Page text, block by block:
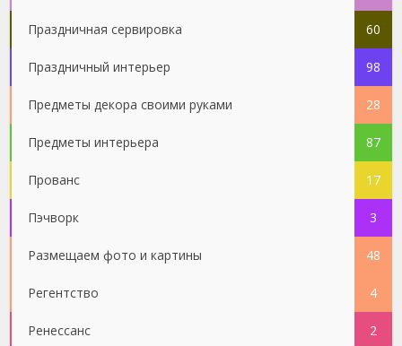
Праздничная сервировка 60
Праздничный интерьер 98
Предметы декора своими руками 28
Предметы интерьера 87
Прованс 17
Пэчворк 3
Размещаем фото и картины 48
Регентство 4
Ренессанс 2